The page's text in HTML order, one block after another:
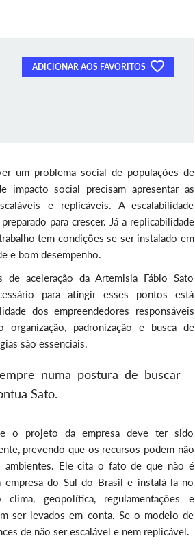
ADICIONAR AOS FAVORITOS
um problema social de populações de
impacto social precisam apresentar as
e replicáveis. A escalabilidade
para crescer. Já a replicabilidade
tem condições se ser instalado em
e bom desempenho.
aceleração da Artemisia Fábio Sato
para atingir esses pontos está
dos empreendedores responsáveis
organização, padronização e busca de
são essenciais.
numa postura de buscar
Sato.
o projeto da empresa deve ter sido
prevendo que os recursos podem não
ambientes. Ele cita o fato de que não é
do Sul do Brasil e instalá-la no
clima, geopolítica, regulamentações e
ser levados em conta. Se o modelo de
de não ser escalável e nem replicável.